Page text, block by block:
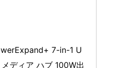
7-in-1 U
ディア ハブ 100W出